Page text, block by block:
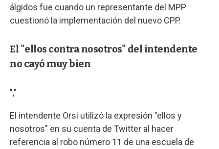
álgidos fue cuando un representante del MPP
cuestionó la implementación del nuevo CPP.
El "ellos contra nosotros" del intendente
no cayó muy bien
","
El intendente Orsi utilizó la expresión "ellos y
nosotros" en su cuenta de Twitter al hacer
referencia al robo número 11 de una escuela de